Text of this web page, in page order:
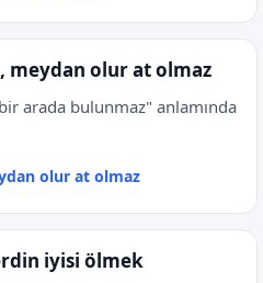
meydan olur at olmaz
arada bulunmaz" anlamında
olur at olmaz
iyisi ölmek